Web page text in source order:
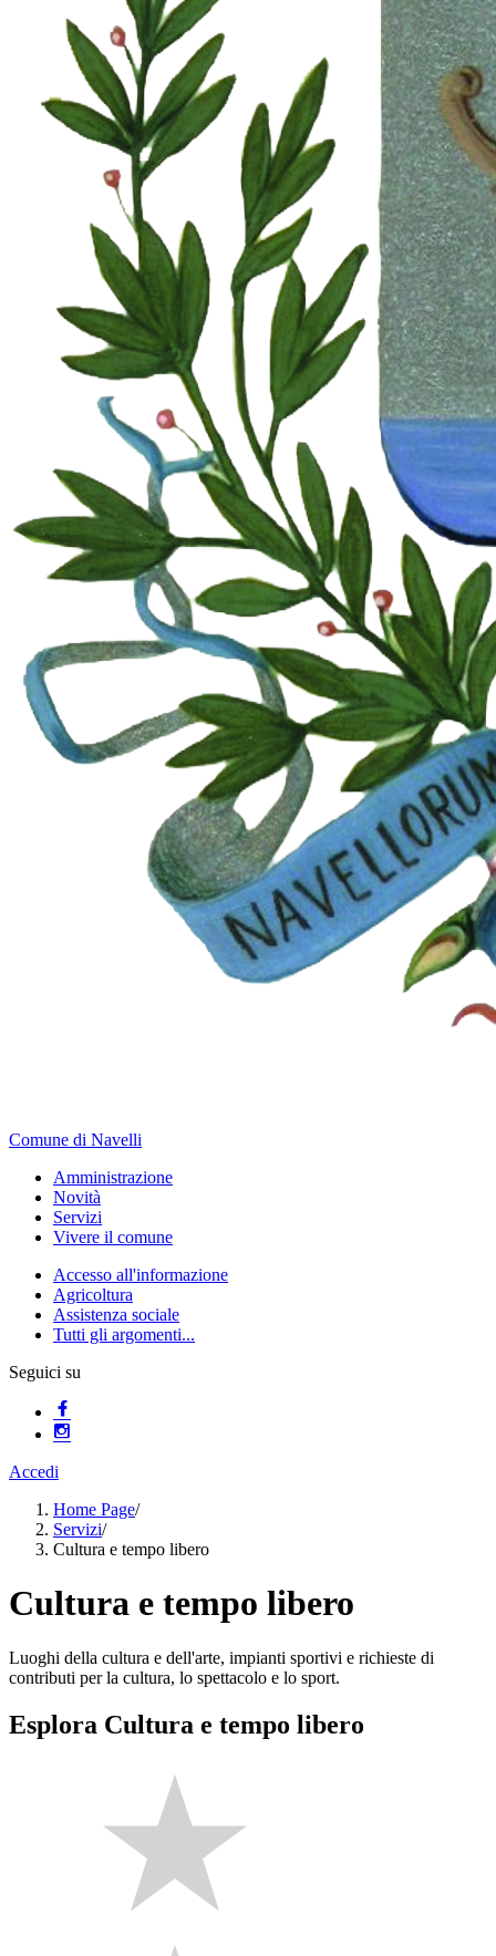
Comune di Navelli
Amministrazione
Novità
Servizi
Vivere il comune
Accesso all'informazione
Agricoltura
Assistenza sociale
Tutti gli argomenti...
Seguici su
Accedi
Home Page/
Servizi/
Cultura e tempo libero
Cultura e tempo libero
Luoghi della cultura e dell'arte, impianti sportivi e richieste di
contributi per la cultura, lo spettacolo e lo sport.
Esplora Cultura e tempo libero